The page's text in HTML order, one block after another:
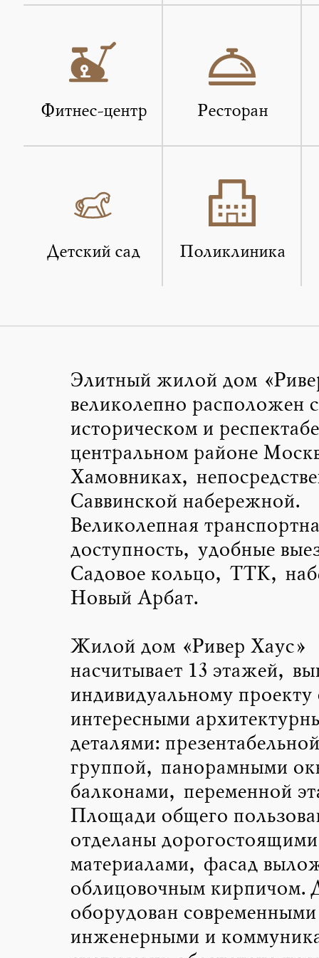
Фитнес-центр Ресторан
Детский сад Поликлиника
Элитный жилой дом
великолепно расположен с
историческом и
центральном районе
Хамовниках,
Саввинской набережной.
Великолепная
доступность, удобные
Садовое кольцо, ТТК,
Новый Арбат.
Жилой дом «Ривер Хаус»
насчитывает 13 этажей,
индивидуальному проекту
интересными
деталями:
группой, панорамными
балконами, переменной
Площади общего
отделаны дорогостоящими
материалами, фасад
облицовочным кирпичом.
оборудован современными
инженерными и